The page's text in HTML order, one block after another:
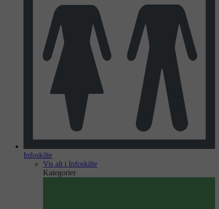
Infoskilte
Vis alt i Infoskilte
Kategorier